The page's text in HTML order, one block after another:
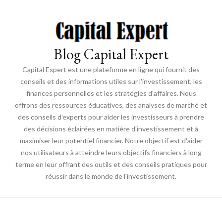
Blog Capital Expert
Capital Expert est une plateforme en ligne qui fournit des
conseils et des informations utiles sur l'investissement, les
finances personnelles et les stratégies d'affaires. Nous
offrons des ressources éducatives, des analyses de marché et
des conseils d'experts pour aider les investisseurs à prendre
des décisions éclairées en matière d'investissement et à
maximiser leur potentiel financier. Notre objectif est d'aider
nos utilisateurs à atteindre leurs objectifs financiers à long
terme en leur offrant des outils et des conseils pratiques pour
réussir dans le monde de l'investissement.